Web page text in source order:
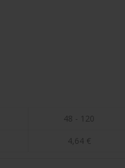
48 - 120
4,64 €